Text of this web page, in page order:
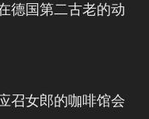
德国第二古老的动
召女郎的咖啡馆会